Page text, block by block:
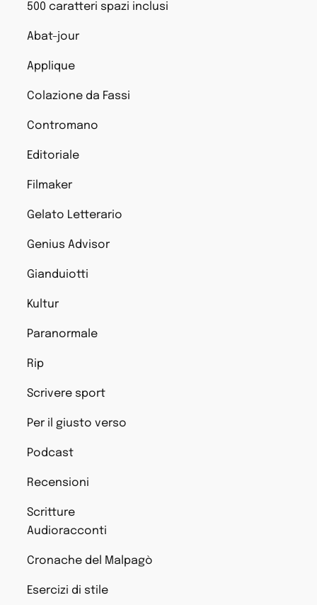
500 caratteri spazi inclusi
Abat-jour
Applique
Colazione da Fassi
Contromano
Editoriale
Filmaker
Gelato Letterario
Genius Advisor
Gianduiotti
Kultur
Paranormale
Rip
Scrivere sport
Per il giusto verso
Podcast
Recensioni
Scritture
Audioracconti
Cronache del Malpagò
Esercizi di stile